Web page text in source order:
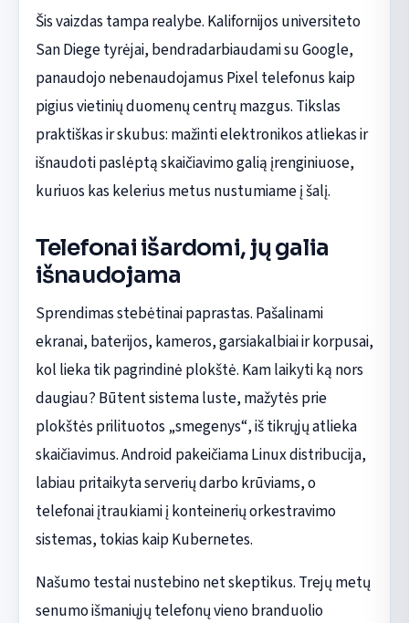
Šis vaizdas tampa realybe. Kalifornijos universiteto
San Diege tyrėjai, bendradarbiaudami su Google,
panaudojo nebenaudojamus Pixel telefonus kaip
pigius vietinių duomenų centrų mazgus. Tikslas
praktiškas ir skubus: mažinti elektronikos atliekas ir
išnaudoti paslėptą skaičiavimo galią įrenginiuose,
kuriuos kas kelerius metus nustumiame į šalį.
Telefonai išardomi, jų galia
išnaudojama
Sprendimas stebėtinai paprastas. Pašalinami
ekranai, baterijos, kameros, garsiakalbiai ir korpusai,
kol lieka tik pagrindinė plokštė. Kam laikyti ką nors
daugiau? Būtent sistema luste, mažytės prie
plokštės prilituotos „smegenys“, iš tikrųjų atlieka
skaičiavimus. Android pakeičiama Linux distribucija,
labiau pritaikyta serverių darbo krūviams, o
telefonai įtraukiami į konteinerių orkestravimo
sistemas, tokias kaip Kubernetes.
Našumo testai nustebino net skeptikus. Trejų metų
senumo išmaniųjų telefonų vieno branduolio